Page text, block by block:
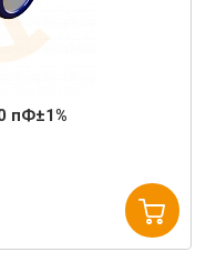
пФ±1%